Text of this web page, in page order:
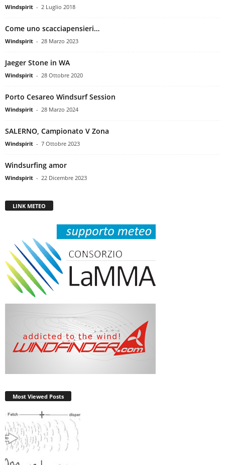
Windspirit - 2 Luglio 2018
Come uno scacciapensieri…
Windspirit - 28 Marzo 2023
Jaeger Stone in WA
Windspirit - 28 Ottobre 2020
Porto Cesareo Windsurf Session
Windspirit - 28 Marzo 2024
SALERNO, Campionato V Zona
Windspirit - 7 Ottobre 2023
Windsurfing amor
Windspirit - 22 Dicembre 2023
LINK METEO
Most Viewed Posts